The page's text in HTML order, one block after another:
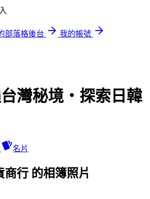
部落格後台
我的帳號
灣秘境・探索日韓
名片
商行 的相簿照片